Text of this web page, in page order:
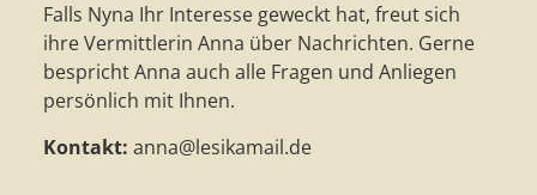
Falls Nyna Ihr Interesse geweckt hat, freut sich
ihre Vermittlerin Anna über Nachrichten. Gerne
bespricht Anna auch alle Fragen und Anliegen
persönlich mit Ihnen.
Kontakt: anna@lesikamail.de